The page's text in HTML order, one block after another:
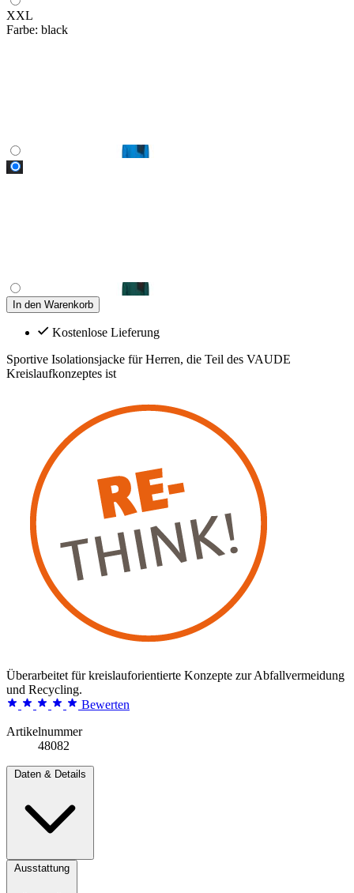
XXL
Farbe: black
In den Warenkorb
Kostenlose Lieferung
Sportive Isolationsjacke für Herren, die Teil des VAUDE
Kreislaufkonzeptes ist
Überarbeitet für kreislauforientierte Konzepte zur Abfallvermeidung
und Recycling.
Bewerten
Artikelnummer
48082
Daten & Details
Ausstattung